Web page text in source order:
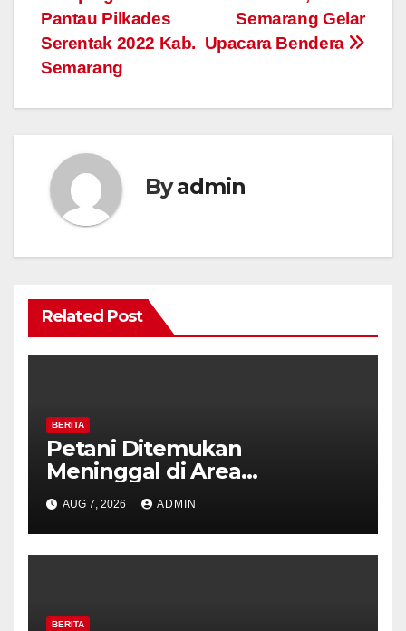
Semarang Gelar
Upacara Bendera
Pantau Pilkades
Serentak 2022 Kab.
Semarang
Byadmin
Related Post
BERITA
Petani Ditemukan
Meninggal di Area
Persawahan Kalibeji, Polisi
Pastikan Tidak Ada Tanda
Kekerasan
AUG 7, 2026 ADMIN
BERITA